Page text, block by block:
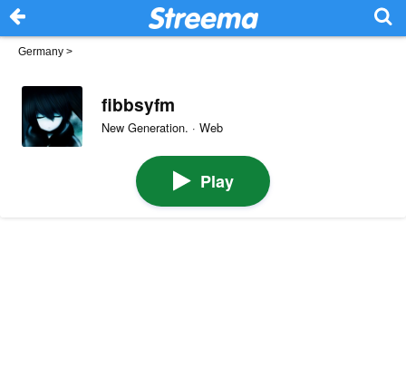
Germany >
fibbsyfm
New Generation. · Web
Play